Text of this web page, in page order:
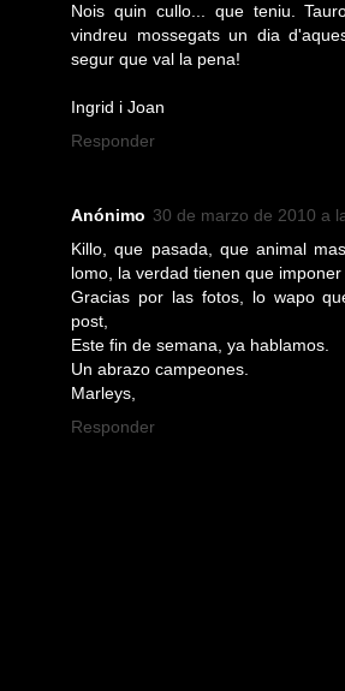
Nois quin cullo... que teniu.
vindreu mossegats un dia
segur que val la pena!
Ingrid i Joan
Responder
Anónimo 30 de marzo de 2010 a
Killo, que pasada, que animal
lomo, la verdad tienen que imponer
Gracias por las fotos, lo wapo
post,
Este fin de semana, ya hablamos.
Un abrazo campeones.
Marleys,
Responder